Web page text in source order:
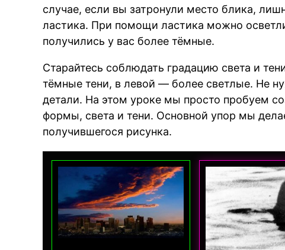
случае, если вы затронули место блика,
ластика. При помощи ластика можно
получились у вас более тёмные.
Старайтесь соблюдать градацию света и
тёмные тени, в левой — более светлые. Не
детали. На этом уроке мы просто пробуем
формы, света и тени. Основной упор мы
получившегося рисунка.